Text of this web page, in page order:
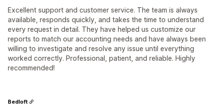
Excellent support and customer service. The team is always
available, responds quickly, and takes the time to understand
every request in detail. They have helped us customize our
reports to match our accounting needs and have always been
willing to investigate and resolve any issue until everything
worked correctly. Professional, patient, and reliable. Highly
recommended!
Bedloft